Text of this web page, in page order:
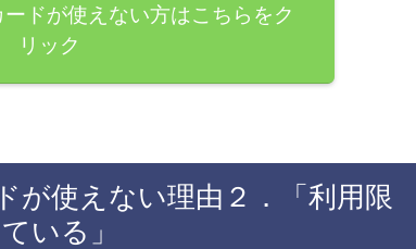
ドが使えない方はこちらをク
リック
が使えない理由２．「利用限
いる」